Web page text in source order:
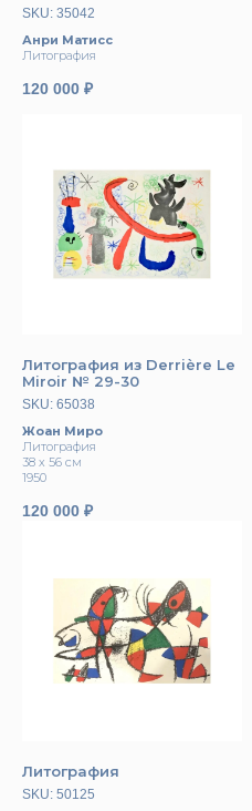
SKU: 35042
Анри Матисс
Литография
120 000 ₽
Литография из Derrière Le
Miroir № 29-30
SKU: 65038
Жоан Миро
Литография
38 х 56 см
1950
120 000 ₽
Литография
SKU: 50125